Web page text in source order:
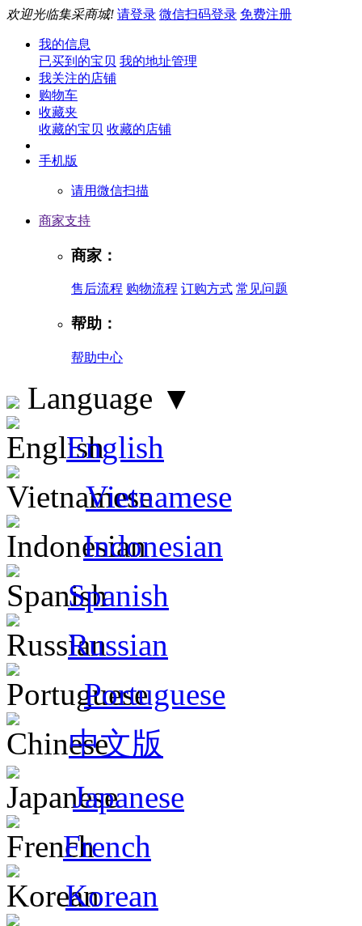
欢迎光临集采商城! 请登录 微信扫码登录 免费注册
我的信息
已买到的宝贝 我的地址管理
我关注的店铺
购物车
收藏夹
收藏的宝贝 收藏的店铺
手机版
请用微信扫描
商家支持
商家：
售后流程 购物流程 订购方式 常见问题
帮助：
帮助中心
Language ▼
English
Vietnamese
Indonesian
Spanish
Russian
Portuguese
中文版
Japanese
French
Korean